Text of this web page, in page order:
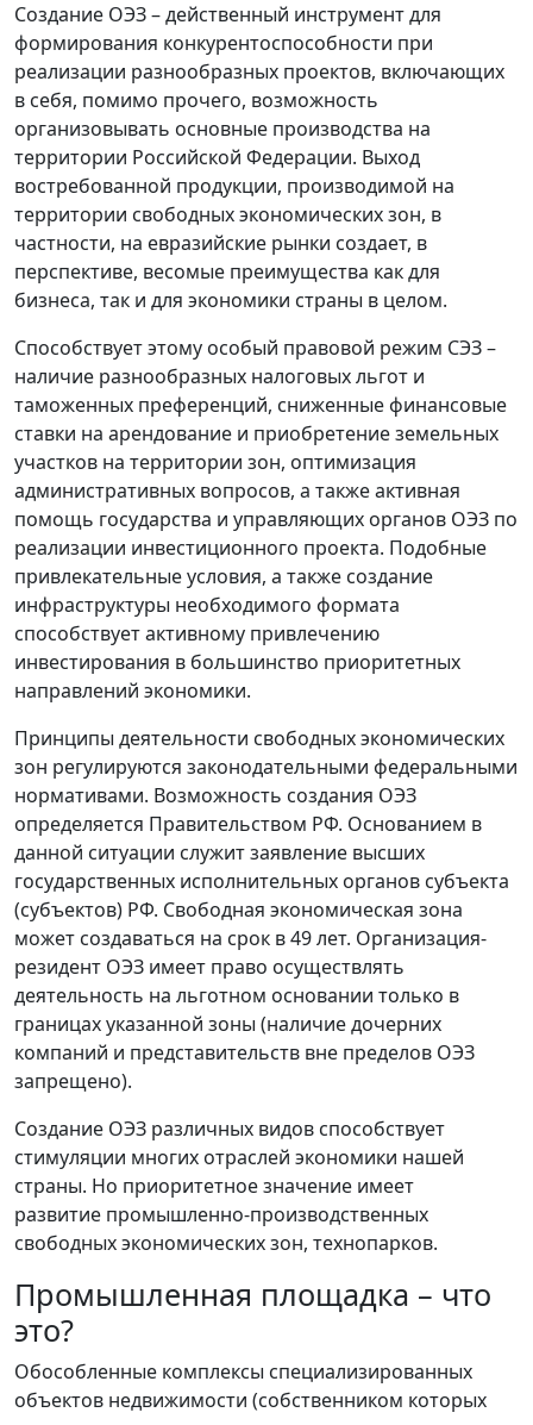
Создание ОЭЗ – действенный инструмент для
формирования конкурентоспособности при
реализации разнообразных проектов, включающих
в себя, помимо прочего, возможность
организовывать основные производства на
территории Российской Федерации. Выход
востребованной продукции, производимой на
территории свободных экономических зон, в
частности, на евразийские рынки создает, в
перспективе, весомые преимущества как для
бизнеса, так и для экономики страны в целом.
Способствует этому особый правовой режим СЭЗ –
наличие разнообразных налоговых льгот и
таможенных преференций, сниженные финансовые
ставки на арендование и приобретение земельных
участков на территории зон, оптимизация
административных вопросов, а также активная
помощь государства и управляющих органов ОЭЗ по
реализации инвестиционного проекта. Подобные
привлекательные условия, а также создание
инфраструктуры необходимого формата
способствует активному привлечению
инвестирования в большинство приоритетных
направлений экономики.
Принципы деятельности свободных экономических
зон регулируются законодательными федеральными
нормативами. Возможность создания ОЭЗ
определяется Правительством РФ. Основанием в
данной ситуации служит заявление высших
государственных исполнительных органов субъекта
(субъектов) РФ. Свободная экономическая зона
может создаваться на срок в 49 лет. Организация-
резидент ОЭЗ имеет право осуществлять
деятельность на льготном основании только в
границах указанной зоны (наличие дочерних
компаний и представительств вне пределов ОЭЗ
запрещено).
Создание ОЭЗ различных видов способствует
стимуляции многих отраслей экономики нашей
страны. Но приоритетное значение имеет
развитие промышленно-производственных
свободных экономических зон, технопарков.
Промышленная площадка – что
это?
Обособленные комплексы специализированных
объектов недвижимости (собственником которых